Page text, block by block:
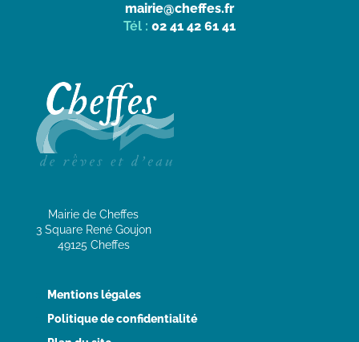
mairie@cheffes.fr
Tél : 02 41 42 61 41
Mairie de Cheffes
3 Square René Goujon
49125 Cheffes
Mentions légales
Politique de confidentialité